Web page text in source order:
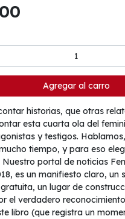
Agregar al carro
historias, que otras
esta cuarta ola del
y testigos.
tiempo, y para eso
portal de noticias
es un manifiesto claro, un
un lugar de
el verdadero
libro (que registra un